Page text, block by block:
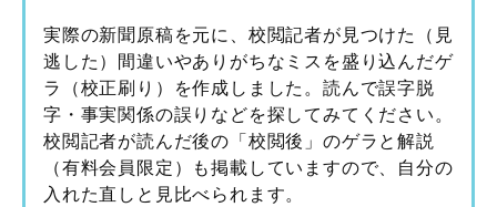
実際の新聞原稿を元に、校閲記者が見つけた（見
逃した）間違いやありがちなミスを盛り込んだゲ
ラ（校正刷り）を作成しました。読んで誤字脱
字・事実関係の誤りなどを探してみてください。
校閲記者が読んだ後の「校閲後」のゲラと解説
（有料会員限定）も掲載していますので、自分の
入れた直しと見比べられます。